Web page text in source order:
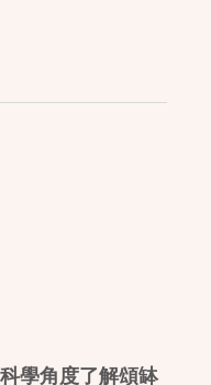
學角度了解頌缽